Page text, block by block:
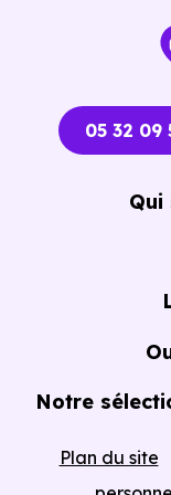
05 32 09
Qui
Guide de
Notre
Plan du site